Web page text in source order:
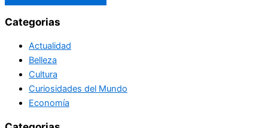
Categorias
Actualidad
Belleza
Cultura
Curiosidades del Mundo
Economía